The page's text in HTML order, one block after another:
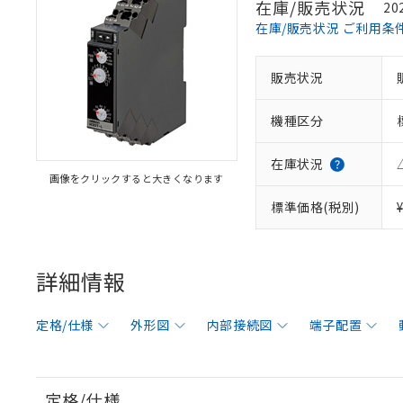
画像をクリックすると大きくなります
在庫/販売状況
在庫/販売状況 ご利用条
販売状況
機種区分
在庫状況
標準価格(税別)
詳細情報
定格/仕様 外形図 内部接続図 端子配置